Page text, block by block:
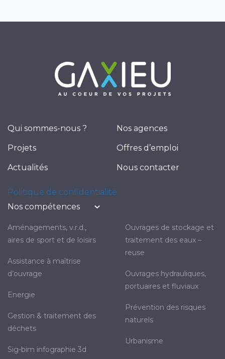
Qui sommes-nous ?
Projets
Actualités
Nos agences
Offres d’emploi
Nous contacter
Politique de confidentialité
Nos compétences
aménagements, v.r.d.,
aires de sport et de loisirs
assistance à maîtrise
d’ouvrage
energie
gestion & traitement des
déchets
sig-bim infographie 3d
ouvrages de stockage et
traitement des eaux –
reuse
ouvrages hydrauliques,
portuaires et fluviaux
prévention des risques
naturels
urbanisme